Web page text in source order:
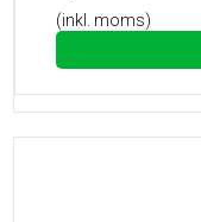
(inkl. moms)